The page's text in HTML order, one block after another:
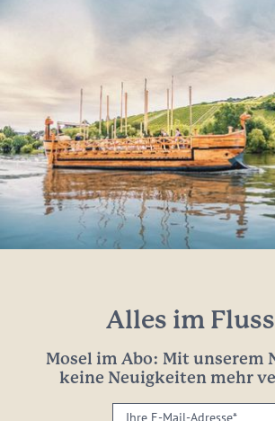
Alles im
Mosel im Abo: Mit unserem
keine Neuigkeiten mehr
Ihre